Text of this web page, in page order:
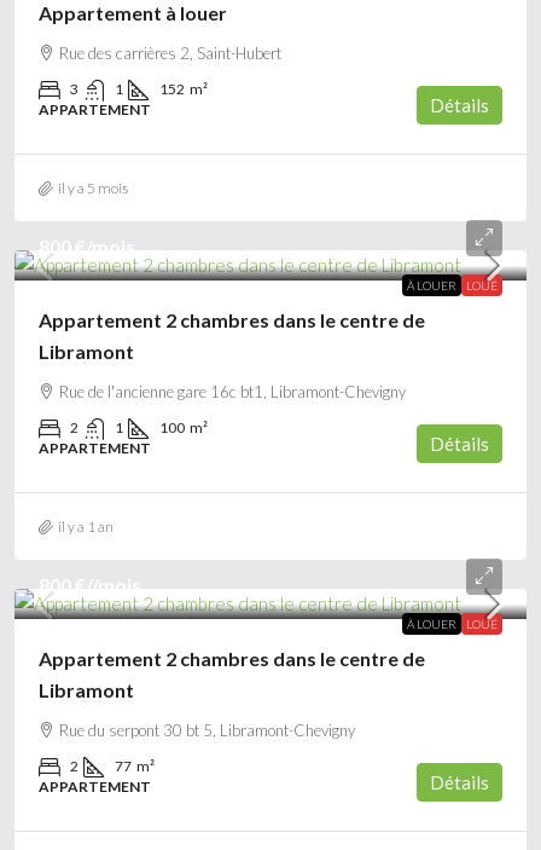
Appartement à louer
Rue des carrières 2, Saint-Hubert
3 1 152 m²
APPARTEMENT
Détails
il y a 5 mois
À LOUER LOUÉ
800 €/mois
Appartement 2 chambres dans le centre de
Libramont
Rue de l'ancienne gare 16c bt1, Libramont-Chevigny
2 1 100 m²
APPARTEMENT
Détails
il y a 1 an
À LOUER LOUÉ
800 €//mois
Appartement 2 chambres dans le centre de
Libramont
Rue du serpont 30 bt 5, Libramont-Chevigny
2 77 m²
APPARTEMENT
Détails